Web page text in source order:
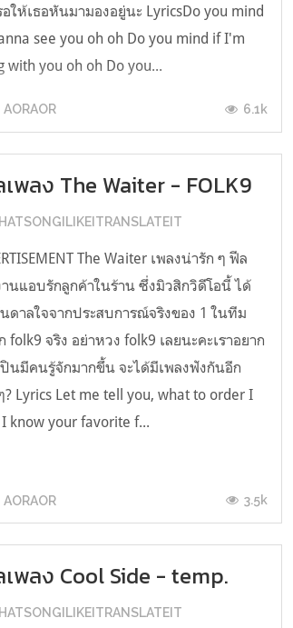
ให้เธอหันมามองอยู่นะ LyricsDo you mind
see you oh oh Do you mind if I'm
with you oh oh Do you...
AORAOR 6.1k
พลง The Waiter - FOLK9
The Waiter เพลงน่ารัก ๆ ฟีล
นแอบรักลูกค้าในร้าน ซึ่งมิวสิกวิดีโอนี้ ได้
ดาลใจจากประสบการณ์จริงของ 1 ในทีม
folk9 จริง อย่าหวง folk9 เลยนะคะเราอยาก
นมีคนรู้จักมากขึ้น จะได้มีเพลงฟังกันอีก
Lyrics Let me tell you, what to order I
know your favorite f...
AORAOR 3.5k
พลง Cool Side - temp.